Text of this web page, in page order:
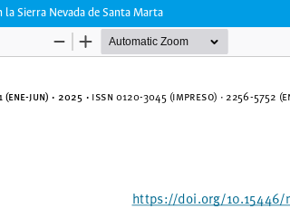
Sierra Nevada de Santa Marta